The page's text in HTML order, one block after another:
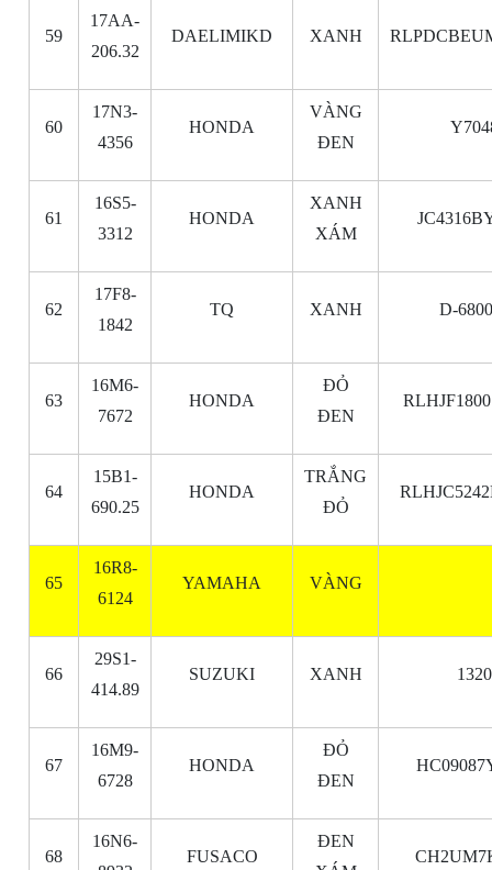
59
17AA-
206.32
DAELIMIKD XANH
60
17N3-
4356
HONDA
VÀNG
ĐEN
61
16S5-
3312
HONDA
XANH
XÁM
62
17F8-
1842
TQ XANH D-
63
16M6-
7672
HONDA
ĐỎ
ĐEN
64
15B1-
690.25
HONDA
TRẮNG
ĐỎ
65
16R8-
6124
YAMAHA VÀNG
66
29S1-
414.89
SUZUKI XANH
67
16M9-
6728
HONDA
ĐỎ
ĐEN
68
16N6-
FUSACO
ĐEN